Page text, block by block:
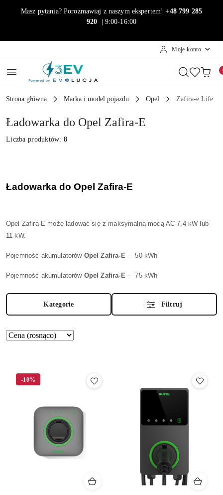
Przejdź do treści głównej
Przejdź do wyszukiwarki
Przejdź do moje konto
Przejdź do menu głównego
Przejdź do stopki
Masz pytania? Porozmawiaj z naszym ekspertem!+48 799 285
920
| 9:00-16:00
Moje konto
Strona główna Marka i model pojazdu Opel Zafira-e Life
Ładowarka do Opel Zafira-E
Liczba produktów:8
Ładowarka do Opel Zafira-E
Opel Zafira-E może ładować się z maksymalną mocą AC 7,4 kW lub
11 kW.
Pojemność akumulatorów Opel Zafira-E – 50 kWh
Pojemność akumulatorów Opel Zafira-E – 75 kWh
Kategorie Filtruj
Zastosowano
Sortuj
-10%